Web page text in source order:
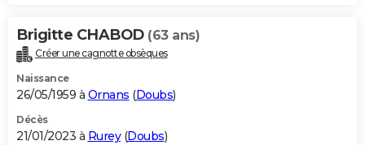
Brigitte CHABOD (63 ans)
Créer une cagnotte obsèques
Naissance
26/05/1959 à Ornans (Doubs)
Décès
21/01/2023 à Rurey(Doubs)